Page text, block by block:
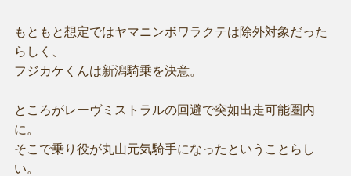
もともと想定ではヤマニンボワラクテは除外対象だった
らしく、
フジカケくんは新潟騎乗を決意。
ところがレーヴミストラルの回避で突如出走可能圏内
に。
そこで乗り役が丸山元気騎手になったということらし
い。